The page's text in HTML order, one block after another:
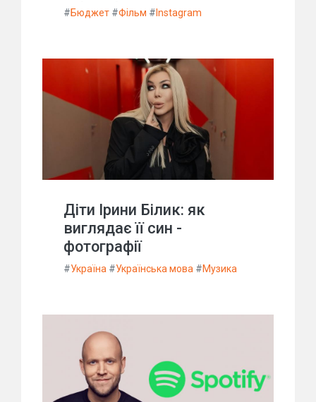
#Бюджет #Фільм # Instagram
Діти Ірини Білик: як
виглядає її син -
фотографії
#Україна #Українська мова #Музика